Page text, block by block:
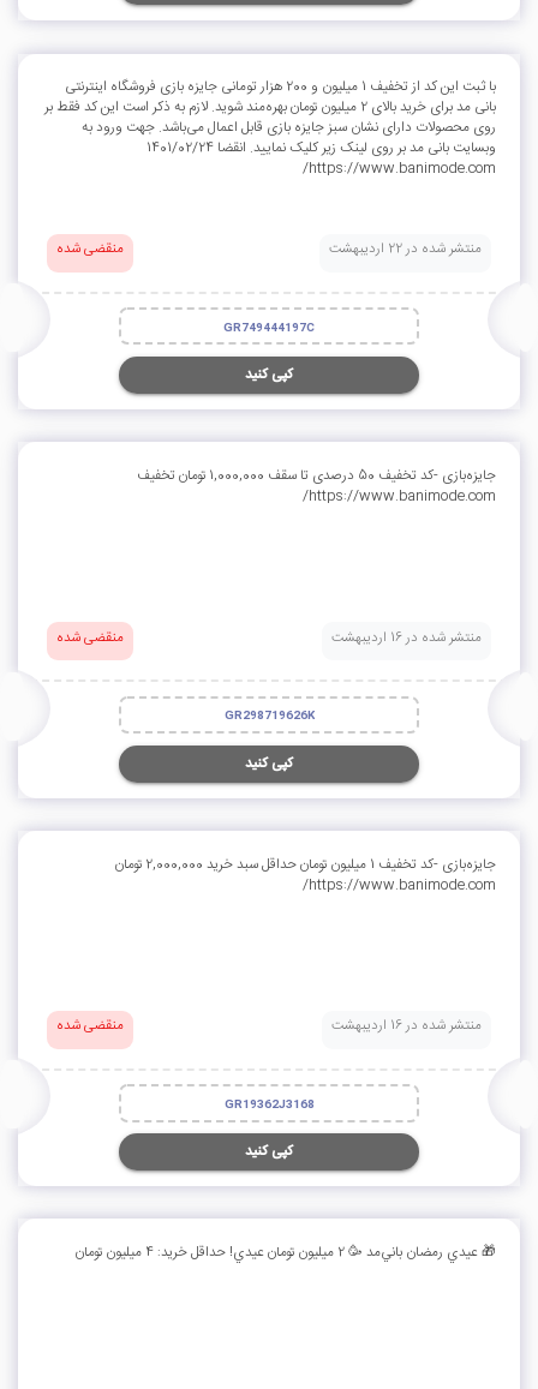
با ثبت این کد از تخفیف 1 میلیون و 200 هزار تومانی جایزه بازی فروشگاه اینترنتی
بانی مد برای خرید بالای 2 میلیون تومان بهره‌مند شوید. لازم به ذکر است این کد فقط بر
روی محصولات دارای نشان سبز جایزه بازی قابل اعمال می‌باشد. جهت ورود به
وبسایت بانی مد بر روی لینک زیر کلیک نمایید. انقضا 1401/02/24
https://www.banimode.com/
منتشر شده در 22 اردیبهشت منقضی شده
GR749444197C
کپی کنید
جایزه‌بازی -کد تخفیف 50 درصدی تا سقف 1,000,000 تومان تخفیف
https://www.banimode.com/
منتشر شده در 16 اردیبهشت منقضی شده
GR298719626K
کپی کنید
جایزه‌بازی -کد تخفیف 1 میلیون تومان حداقل سبد خرید 2,000,000 تومان
https://www.banimode.com/
منتشر شده در 16 اردیبهشت منقضی شده
GR19362J3168
کپی کنید
🎁 عيدي رمضان باني‌مد 🥳 2 ميليون تومان عيدي! حداقل خريد: 4 ميليون تومان